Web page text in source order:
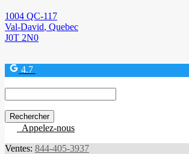
1004 QC-117
Val-David, Quebec
J0T 2N0
4.7
for:
Appelez-nous
Ventes: 844-405-3937